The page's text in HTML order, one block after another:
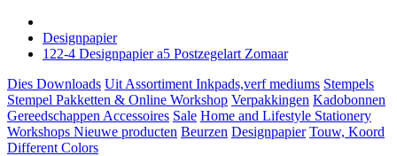
Designpapier
122-4 Designpapier a5 Postzegelart Zomaar
Dies Downloads Uit Assortiment Inkpads,verf mediums Stempels
Stempel Pakketten & Online Workshop Verpakkingen Kadobonnen
Gereedschappen Accessoires Sale Home and Lifestyle Stationery
Workshops Nieuwe producten Beurzen Designpapier Touw, Koord
Different Colors